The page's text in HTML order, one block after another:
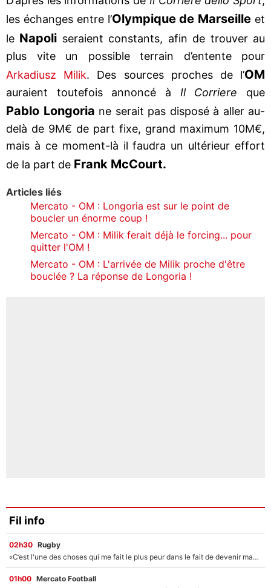
les échanges entre l’Olympique de Marseille et
le Napoli seraient constants, afin de trouver au
plus vite un possible terrain d’entente pour
Arkadiusz Milik. Des sources proches de l’OM
auraient toutefois annoncé à Il Corriere que
Pablo Longoria ne serait pas disposé à aller au-
delà de 9M€ de part fixe, grand maximum 10M€,
mais à ce moment-là il faudra un ultérieur effort
de la part de Frank McCourt.
Articles liés
Mercato - OM : Longoria est sur le point de
boucler un énorme coup !
Mercato - OM : Milik ferait déjà le forcing... pour
quitter l'OM !
Mercato - OM : L'arrivée de Milik proche d'être
bouclée ? La réponse de Longoria !
Fil info
02h30 Rugby
«C’est l'une des choses qui me fait le plus peur dans le fait de devenir maman» : En couple avec Antoine Dupont, Iris Mittenaere s'inquiète déjà pour ses futurs enfants !
01h00 Mercato Football